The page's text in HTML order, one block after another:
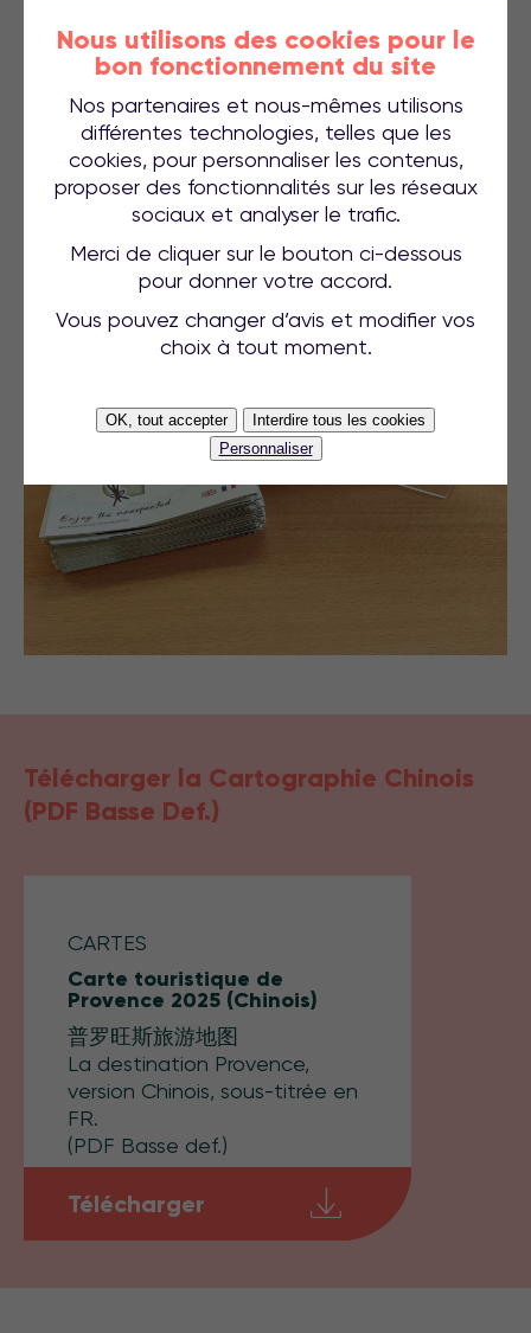
Télécharger la Cartographie Chinois
(PDF Basse Def.)
CARTES
Carte touristique de
Provence 2025 (Chinois)
普罗旺斯旅游地图
La destination Provence,
version Chinois, sous-titrée en
FR.
(PDF Basse def.)
Télécharger
Nous utilisons des cookies pour le
bon fonctionnement du site
Nos partenaires et nous-mêmes utilisons
différentes technologies, telles que les
cookies, pour personnaliser les contenus,
proposer des fonctionnalités sur les réseaux
sociaux et analyser le trafic.
Merci de cliquer sur le bouton ci-dessous
pour donner votre accord.
Vous pouvez changer d’avis et modifier vos
choix à tout moment.
OK, tout accepter
Interdire tous les cookies
Personnaliser